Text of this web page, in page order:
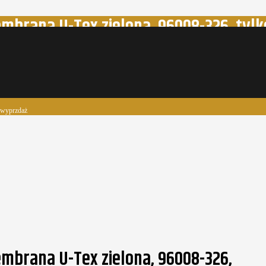
U-Tex zielona, 96008-326,
U-Tex zielona, 96008-326,